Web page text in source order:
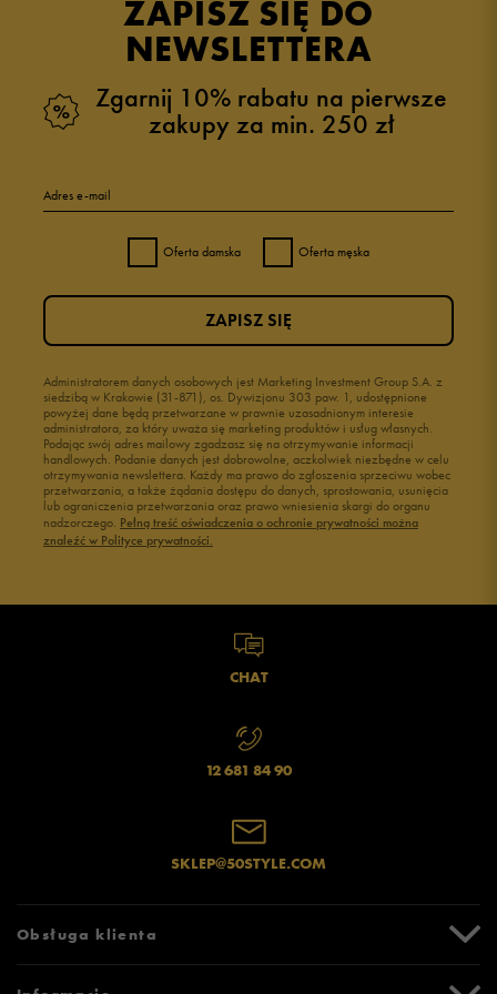
ZAPISZ SIĘ DO
NEWSLETTERA
Zgarnij 10% rabatu na pierwsze
zakupy za min. 250 zł
Adres e-mail
Oferta damska Oferta męska
Administratorem danych osobowych jest Marketing Investment Group S.A. z
siedzibą w Krakowie (31-871), os. Dywizjonu 303 paw. 1, udostępnione
powyżej dane będą przetwarzane w prawnie uzasadnionym interesie
administratora, za który uważa się marketing produktów i usług własnych.
Podając swój adres mailowy zgadzasz się na otrzymywanie informacji
handlowych. Podanie danych jest dobrowolne, aczkolwiek niezbędne w celu
otrzymywania newslettera. Każdy ma prawo do zgłoszenia sprzeciwu wobec
przetwarzania, a także żądania dostępu do danych, sprostowania, usunięcia
lub ograniczenia przetwarzania oraz prawo wniesienia skargi do organu
nadzorczego. Pełną treść oświadczenia o ochronie prywatności można
znaleźć w Polityce prywatności.
ZAPISZ SIĘ
CHAT
12 681 84 90
SKLEP@50STYLE.COM
Obsługa klienta